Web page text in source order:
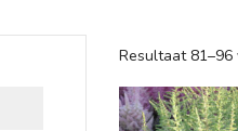
Resultaat